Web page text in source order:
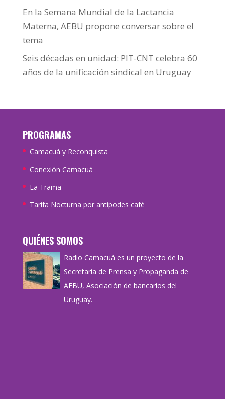
En la Semana Mundial de la Lactancia
Materna, AEBU propone conversar sobre el
tema
Seis décadas en unidad: PIT-CNT celebra 60
años de la unificación sindical en Uruguay
PROGRAMAS
Camacuá y Reconquista
Conexión Camacuá
La Trama
Tarifa Nocturna por antipodes café
QUIÉNES SOMOS
Radio Camacuá es un proyecto de la
Secretaría de Prensa y Propaganda de
AEBU, Asociación de bancarios del
Uruguay.